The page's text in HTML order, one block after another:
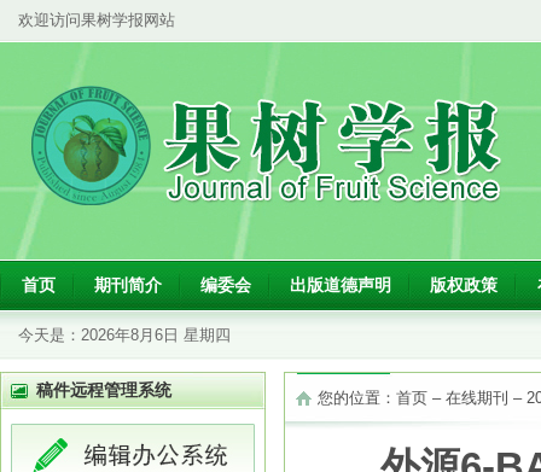
欢迎访问果树学报网站
首页 期刊简介 编委会 出版道德声明 版权政策
今天是： 2026年8月6日 星期四
稿件远程管理系统 您的位置： 首页 – 在线期刊 –